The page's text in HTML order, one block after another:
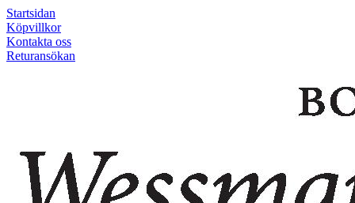
Startsidan
Köpvillkor
Kontakta oss
Returansökan